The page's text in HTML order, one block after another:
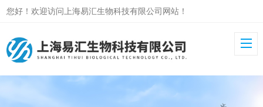
您好！欢迎访问上海易汇生物科技有限公司网站！